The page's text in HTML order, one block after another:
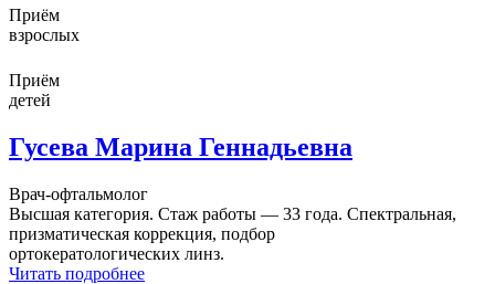
Приём
взрослых
Приём
детей
Гусева Марина Геннадьевна
Врач-офтальмолог
Высшая категория. Стаж работы — 33 года. Спектральная,
призматическая коррекция, подбор
ортокератологических линз.
Читать подробнее